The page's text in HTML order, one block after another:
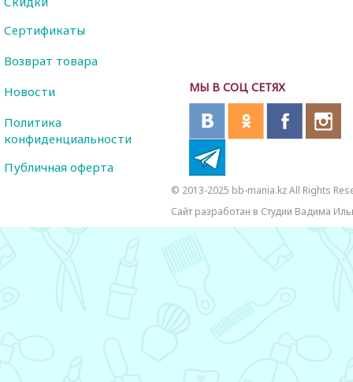
МЫ В СОЦ СЕТЯХ
Сертификаты
Возврат товара
Новости
Политика
конфиденциальности
Публичная оферта
© 2013-2025 bb-mania.kz All Rights
Сайт разработан в Студии Вадима